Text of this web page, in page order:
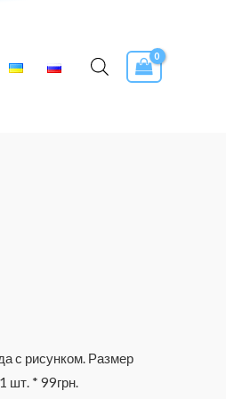
с рисунком. Размер
шт. * 99грн.